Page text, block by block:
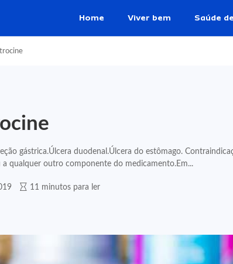
Home Viver bem Saúde
gástrica.Úlcera duodenal.Úlcera do estômago.
qualquer outro componente do medicamento.Em...
11 minutos para ler